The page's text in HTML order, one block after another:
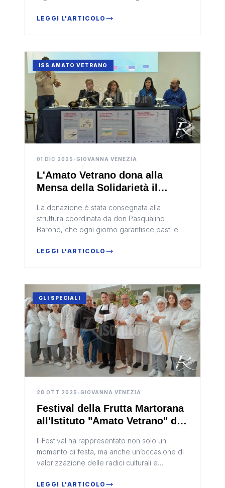
LEGGI L'ARTICOLO
ISS AMATO VETRANO
01 DIC 2025 •GIOVANNA VENEZIA
L'Amato Vetrano dona alla
Mensa della Solidarietà il
La donazione è stata consegnata alla
struttura coordinata da don Pasqualino
Barone, che ogni giorno garantisce pasti e
LEGGI L'ARTICOLO
GLI SPECIALI
28 OTT 2025 •GIOVANNA VENEZIA
Festival della Frutta Martorana
all'Istituto "Amato Vetrano" di
Il Festival ha rappresentato non solo un
momento di festa, ma anche un’occasione di
valorizzazione delle radici culturali e
LEGGI L'ARTICOLO